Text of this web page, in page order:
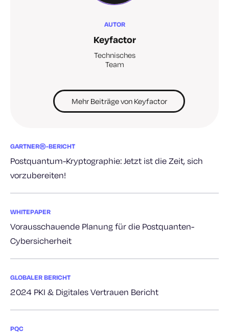
AUTOR
Keyfactor
Technisches
Team
Mehr Beiträge von Keyfactor
GARTNER®-BERICHT
Postquantum-Kryptographie: Jetzt ist die Zeit, sich
vorzubereiten!
WHITEPAPER
Vorausschauende Planung für die Postquanten-
Cybersicherheit
GLOBALER BERICHT
2024 PKI & Digitales Vertrauen Bericht
PQC